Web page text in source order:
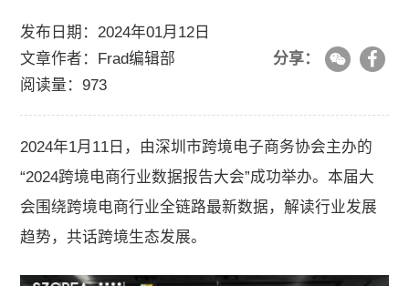
关于我们
加入我们
联系我们
发布日期：2024年01月12日
文章作者：Frad编辑部
阅读量：973
分享：
2024年1月11日，由深圳市跨境电子商务协会主办的
“2024跨境电商行业数据报告大会”成功举办。本届大
会围绕跨境电商行业全链路最新数据，解读行业发展
趋势，共话跨境生态发展。